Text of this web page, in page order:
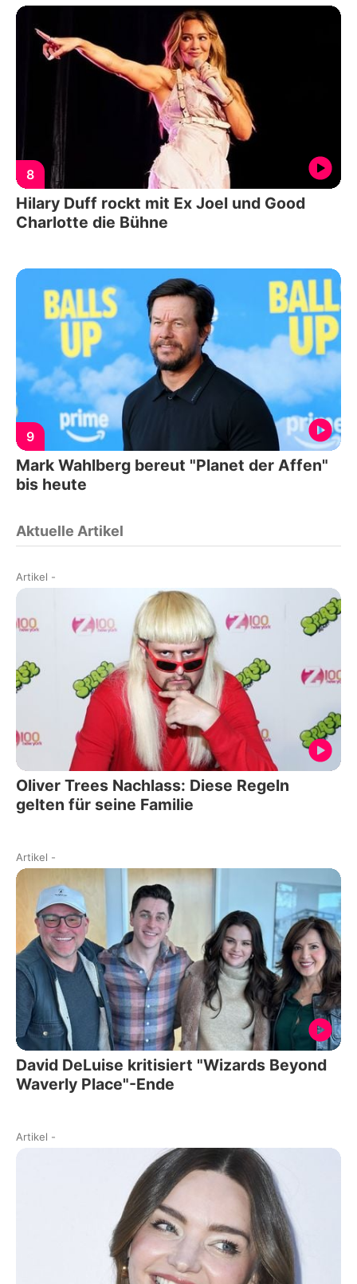
8
Hilary Duff rockt mit Ex Joel und Good
Charlotte die Bühne
9
Mark Wahlberg bereut "Planet der Affen"
bis heute
Aktuelle Artikel
Artikel -
Oliver Trees Nachlass: Diese Regeln
gelten für seine Familie
Artikel -
David DeLuise kritisiert "Wizards Beyond
Waverly Place"-Ende
Artikel -